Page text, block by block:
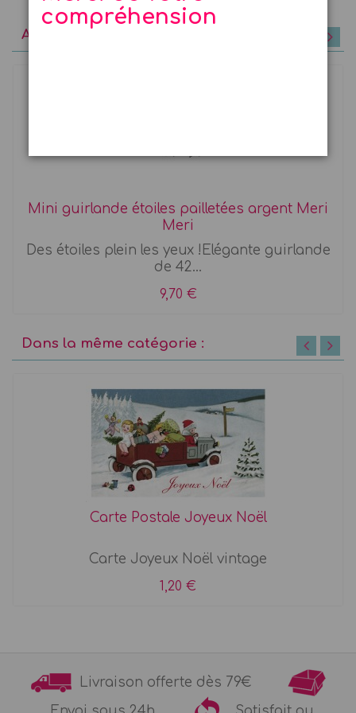
compréhension
A découvrir
Mini guirlande étoiles pailletées argent Meri
Meri
Des étoiles plein les yeux !Elégante guirlande
de 42...
9,70 €
Dans la même catégorie :
Carte Postale Joyeux Noël
Carte Joyeux Noël vintage
1,20 €
Livraison offerte dès 79€